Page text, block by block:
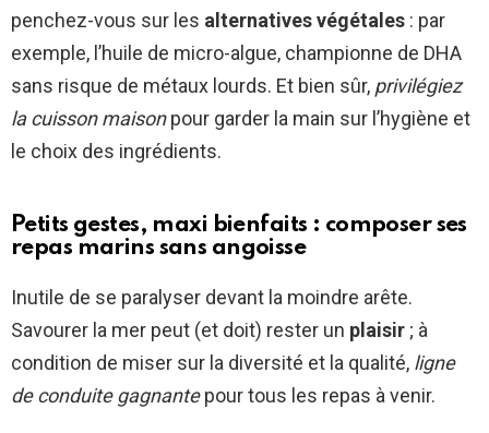
penchez-vous sur les alternatives végétales : par
exemple, l’huile de micro-algue, championne de DHA
sans risque de métaux lourds. Et bien sûr, privilégiez
la cuisson maisonpour garder la main sur l’hygiène et
le choix des ingrédients.
Petits gestes, maxi bienfaits : composer ses
repas marins sans angoisse
Inutile de se paralyser devant la moindre arête.
Savourer la mer peut (et doit) rester un plaisir ; à
condition de miser sur la diversité et la qualité, ligne
de conduite gagnantepour tous les repas à venir.